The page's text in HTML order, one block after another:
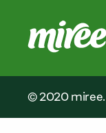
© 2020 miree.